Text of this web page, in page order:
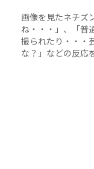
画像を見たネチズ
ね・・・」、「普
撮られたり・・・
な？」などの反応